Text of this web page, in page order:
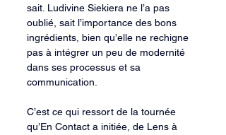
sait. Ludivine Siekiera ne l’a pas
oublié, sait l’importance des bons
ingrédients, bien qu’elle ne rechigne
pas à intégrer un peu de modernité
dans ses processus et sa
communication.
C’est ce qui ressort de la tournée
qu’En Contact a initiée, de Lens à